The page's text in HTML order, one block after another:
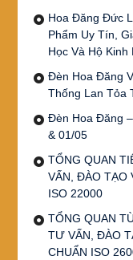
Hoa Đăng Đức
Phẩm Uy Tín,
Học Và Hộ Kinh
Đèn Hoa Đăng
Thống Lan Tỏa
Đèn Hoa Đăng
& 01/05
TỔNG QUAN
VẤN, ĐÀO TẠO
ISO 22000
TỔNG QUAN
TƯ VẤN, ĐÀO
CHUẨN ISO